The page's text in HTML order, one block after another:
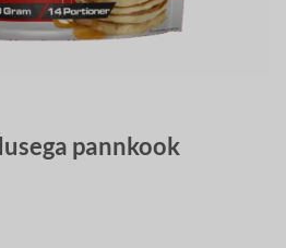
pannkook